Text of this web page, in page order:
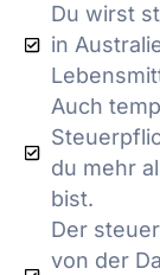
Du wirst
in
Auch
du mehr
bist.
Der
von der